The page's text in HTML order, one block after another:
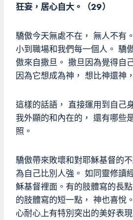
狂妄，居心自大。（29）
驕傲今天無處不在， 無人不有
小到職場和我們每一個人。 驕
傲來自撒旦。 撒旦因為覺得自
因為它想成為神， 想比神還神
這樣的話語， 直接運用到自己
我外顯的和內在的， 還有哪些
照。
驕傲帶來敗壞和對耶穌基督的
為自己比別人強。 如同靈修讀
穌基督裡面。有的肢體寫的長
的肢體寫的短一點， 神也喜悅
心耐心上有特別突出的美好表